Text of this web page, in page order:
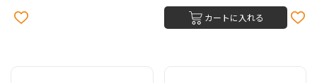
カートに入れる